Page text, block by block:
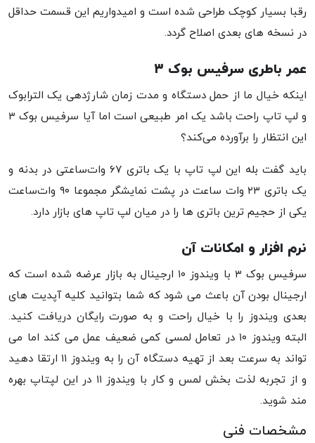
رقبا بسیار کوچک طراحی شده است و امیدواریم این قسمت حداقل
در نسخه های بعدی اصلاح گردد.
عمر باطری سرفیس بوک ۳
اینکه خیال ما از حمل دستگاه و مدت زمان شارژدهی یک الترابوک
و لپ تاپ راحت باشد یک امر طبیعی است اما آیا سرفیس بوک ۳
این انتظار را برآورده می‌کند؟
باید گفت بله این لپ تاپ با یک باتری ۶۷ وات‌ساعتی در بدنه و
یک باتری ۲۳ وات ساعت در پشت نمایشگر مجموعا ۹۰ وات‌ساعت
یکی از حجیم ترین باتری ها را در میان لپ تاپ های بازار دارد.
نرم افزار و امکانات آن
سرفیس بوک ۳ با ویندوز ۱۰ ارجینال به بازار عرضه شده است که
ارجینال بودن آن باعث می شود که شما بتوانید کلیه آپدیت های
بعدی ویندوز را با خیال راحت و به صورت رایگان دریافت کنید.
البته ویندوز ۱۰ در تعامل لمسی کمی ضعیف عمل می کند اما می
تواند به سرعت بعد از تهیه دستگاه آن را به ویندوز ۱۱ ارتقا دهید
و از تجربه لذت بخش لمس و کار با ویندوز ۱۱ در این لپتاپ بهره
مند شوید.
مشخصات فنی